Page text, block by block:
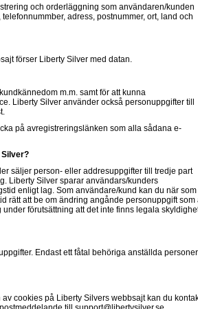
och orderläggning som användaren/kunden
adress, postnummer, ort, land och
förser Liberty Silver med datan.
m.m. samt för att kunna
Liberty Silver använder också personuppgifter till
på avregistreringslänken som alla sådana e-
säljer person- eller addresuppgifter till tredje part
Liberty Silver sparar användars/kunders
enligt lag. Som användare/kund kan du när som
rätt att be om ändring angånde personuppgift som
förutsättning att det inte finns legala
Endast ett fåtal behöriga anställda
cookies på Liberty Silvers webbsajt kan du